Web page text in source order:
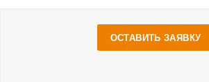
ОСТАВИТЬ ЗАЯВКУ